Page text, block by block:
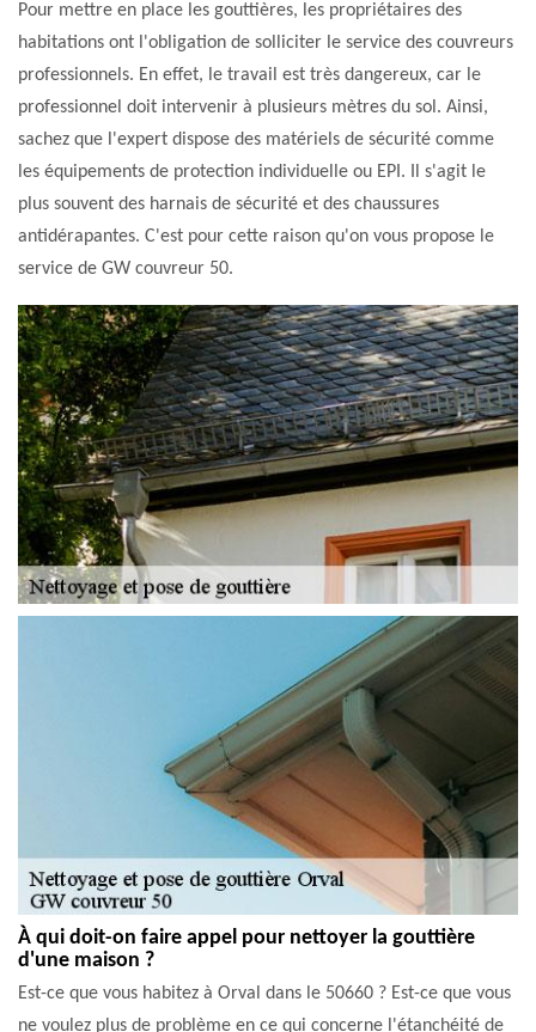
Pour mettre en place les gouttières, les propriétaires des
habitations ont l'obligation de solliciter le service des couvreurs
professionnels. En effet, le travail est très dangereux, car le
professionnel doit intervenir à plusieurs mètres du sol. Ainsi,
sachez que l'expert dispose des matériels de sécurité comme
les équipements de protection individuelle ou EPI. Il s'agit le
plus souvent des harnais de sécurité et des chaussures
antidérapantes. C'est pour cette raison qu'on vous propose le
service de GW couvreur 50.
À qui doit-on faire appel pour nettoyer la gouttière
d'une maison ?
Est-ce que vous habitez à Orval dans le 50660 ? Est-ce que vous
ne voulez plus de problème en ce qui concerne l'étanchéité de